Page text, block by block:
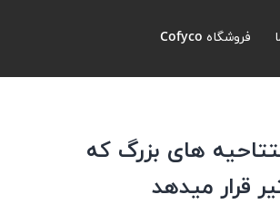
فروشگاه Cofyco
های بزرگ که
قرار میدهد